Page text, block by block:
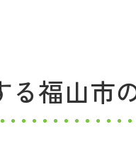
る福山市